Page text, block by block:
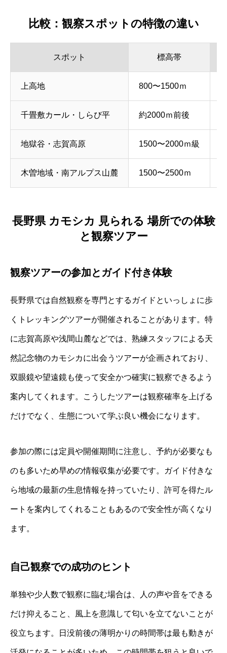
比較：観察スポットの特徴の違い
スポット 標高帯
上高地 800〜1500ｍ
千畳敷カール・しらび平 約2000ｍ前後
地獄谷・志賀高原 1500〜2000ｍ級
木曽地域・南アルプス山麓 1500〜2500ｍ
長野県 カモシカ 見られる 場所での体験
と観察ツアー
観察ツアーの参加とガイド付き体験
長野県では自然観察を専門とするガイドといっしょに歩
くトレッキングツアーが開催されることがあります。特
に志賀高原や浅間山麓などでは、熟練スタッフによる天
然記念物のカモシカに出会うツアーが企画されており、
双眼鏡や望遠鏡も使って安全かつ確実に観察できるよう
案内してくれます。こうしたツアーは観察確率を上げる
だけでなく、生態について学ぶ良い機会になります。
参加の際には定員や開催期間に注意し、予約が必要なも
のも多いため早めの情報収集が必要です。ガイド付きな
ら地域の最新の生息情報を持っていたり、許可を得たル
ートを案内してくれることもあるので安全性が高くなり
ます。
自己観察での成功のヒント
単独や少人数で観察に臨む場合は、人の声や音をできる
だけ抑えること、風上を意識して匂いを立てないことが
役立ちます。日没前後の薄明かりの時間帯は最も動きが